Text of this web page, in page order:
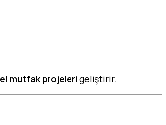
mutfak projeleri geliştirir.